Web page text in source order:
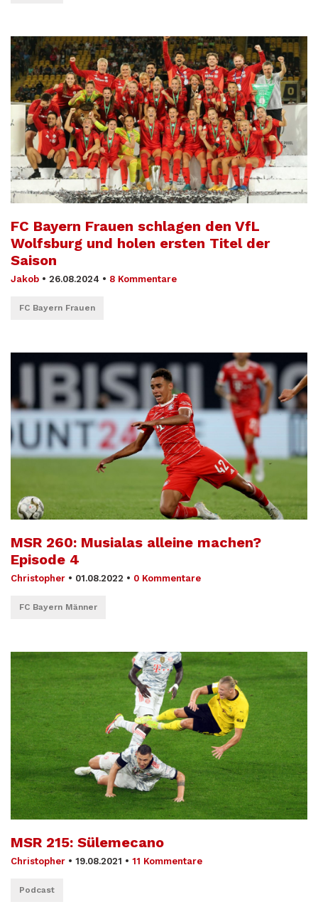
FC Bayern Frauen schlagen den VfL
Wolfsburg und holen ersten Titel der
Saison
Jakob • 26.08.2024 • 8 Kommentare
FC Bayern Frauen
MSR 260: Musialas alleine machen?
Episode 4
Christopher • 01.08.2022 • 0 Kommentare
FC Bayern Männer
MSR 215: Sülemecano
Christopher • 19.08.2021 • 11 Kommentare
Podcast